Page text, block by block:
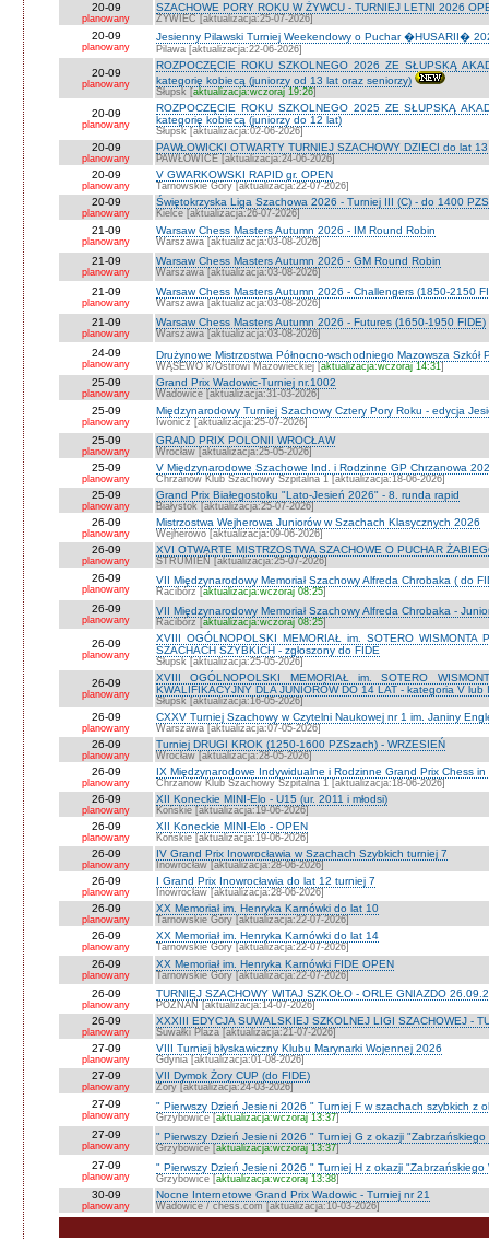
20-09
planowany
SZACHOWE PORY ROKU W ŻYWCU - TURNIEJ LETNI 2026
ŻYWIEC [aktualizacja:25-07-2026]
20-09
planowany
Jesienny Pilawski Turniej Weekendowy o Puchar �HUSARII�
Pilawa [aktualizacja:22-06-2026]
20-09
planowany
ROZPOCZĘCIE ROKU SZKOLNEGO 2026 ZE SŁUPSKĄ
kategorię kobiecą (juniorzy od 13 lat oraz seniorzy)
Słupsk [aktualizacja:wczoraj 19:26]
20-09
planowany
ROZPOCZĘCIE ROKU SZKOLNEGO 2025 ZE SŁUPSKĄ
kategorię kobiecą (juniorzy do 12 lat)
Słupsk [aktualizacja:02-06-2026]
20-09
planowany
PAWŁOWICKI OTWARTY TURNIEJ SZACHOWY DZIECI do lat
PAWŁOWICE [aktualizacja:24-06-2026]
20-09
planowany
V GWARKOWSKI RAPID gr. OPEN
Tarnowskie Góry [aktualizacja:22-07-2026]
20-09
planowany
Świętokrzyska Liga Szachowa 2026 - Turniej III (C) - do 1400
Kielce [aktualizacja:26-07-2026]
21-09
planowany
Warsaw Chess Masters Autumn 2026 - IM Round Robin
Warszawa [aktualizacja:03-08-2026]
21-09
planowany
Warsaw Chess Masters Autumn 2026 - GM Round Robin
Warszawa [aktualizacja:03-08-2026]
21-09
planowany
Warsaw Chess Masters Autumn 2026 - Challengers (1850-2150
Warszawa [aktualizacja:03-08-2026]
21-09
planowany
Warsaw Chess Masters Autumn 2026 - Futures (1650-1950 FIDE)
Warszawa [aktualizacja:03-08-2026]
24-09
planowany
Drużynowe Mistrzostwa Północno-wschodniego Mazowsza Szkół
WĄSEWO k/Ostrowi Mazowieckiej [aktualizacja:wczoraj 14:31]
25-09
planowany
Grand Prix Wadowic-Turniej nr.1002
Wadowice [aktualizacja:31-03-2026]
25-09
planowany
Międzynarodowy Turniej Szachowy Cztery Pory Roku - edycja
Iwonicz [aktualizacja:25-07-2026]
25-09
planowany
GRAND PRIX POLONII WROCŁAW
Wrocław [aktualizacja:25-05-2026]
25-09
planowany
V Międzynarodowe Szachowe Ind. i Rodzinne GP Chrzanowa
Chrzanów Klub Szachowy Szpitalna 1 [aktualizacja:18-06-2026]
25-09
planowany
Grand Prix Białegostoku "Lato-Jesień 2026" - 8. runda rapid
Białystok [aktualizacja:25-07-2026]
26-09
planowany
Mistrzostwa Wejherowa Juniorów w Szachach Klasycznych 2026
Wejherowo [aktualizacja:09-06-2026]
26-09
planowany
XVI OTWARTE MISTRZOSTWA SZACHOWE O PUCHAR
STRUMIEŃ [aktualizacja:25-07-2026]
26-09
planowany
VII Międzynarodowy Memoriał Szachowy Alfreda Chrobaka ( do
Racibórz [aktualizacja:wczoraj 08:25]
26-09
planowany
VII Międzynarodowy Memoriał Szachowy Alfreda Chrobaka -
Racibórz [aktualizacja:wczoraj 08:25]
26-09
planowany
XVIII OGÓLNOPOLSKI MEMORIAŁ im. SOTERO WISMONTA
SZACHACH SZYBKICH - zgłoszony do FIDE
Słupsk [aktualizacja:25-05-2026]
26-09
planowany
XVIII OGÓLNOPOLSKI MEMORIAŁ im. SOTERO
KWALIFIKACYJNY DLA JUNIORÓW DO 14 LAT - kategoria V
Słupsk [aktualizacja:16-05-2026]
26-09
planowany
CXXV Turniej Szachowy w Czytelni Naukowej nr 1 im. Janiny
Warszawa [aktualizacja:07-05-2026]
26-09
planowany
Turniej DRUGI KROK (1250-1600 PZSzach) - WRZESIEŃ
Wrocław [aktualizacja:28-05-2026]
26-09
planowany
IX Międzynarodowe Indywidualne i Rodzinne Grand Prix Chess
Chrzanów Klub Szachowy Szpitalna 1 [aktualizacja:18-06-2026]
26-09
planowany
XII Koneckie MINI-Elo - U15 (ur. 2011 i młodsi)
Końskie [aktualizacja:19-06-2026]
26-09
planowany
XII Koneckie MINI-Elo - OPEN
Końskie [aktualizacja:19-06-2026]
26-09
planowany
IV Grand Prix Inowrocławia w Szachach Szybkich turniej 7
Inowrocław [aktualizacja:28-06-2026]
26-09
planowany
I Grand Prix Inowrocławia do lat 12 turniej 7
Inowrocław [aktualizacja:28-06-2026]
26-09
planowany
XX Memoriał im. Henryka Karnówki do lat 10
Tarnowskie Góry [aktualizacja:22-07-2026]
26-09
planowany
XX Memoriał im. Henryka Karnówki do lat 14
Tarnowskie Góry [aktualizacja:22-07-2026]
26-09
planowany
XX Memoriał im. Henryka Karnówki FIDE OPEN
Tarnowskie Góry [aktualizacja:22-07-2026]
26-09
planowany
TURNIEJ SZACHOWY WITAJ SZKOŁO - ORLE GNIAZDO
POZNAŃ [aktualizacja:14-07-2026]
26-09
planowany
XXXIII EDYCJA SUWALSKIEJ SZKOLNEJ LIGI SZACHOWEJ -
Suwałki Plaza [aktualizacja:21-07-2026]
27-09
planowany
VIII Turniej błyskawiczny Klubu Marynarki Wojennej 2026
Gdynia [aktualizacja:01-08-2026]
27-09
planowany
VII Dymok Żory CUP (do FIDE)
Żory [aktualizacja:24-03-2026]
27-09
planowany
" Pierwszy Dzień Jesieni 2026 " Turniej F w szachach szybkich z
Grzybowice [aktualizacja:wczoraj 13:37]
27-09
planowany
" Pierwszy Dzień Jesieni 2026 " Turniej G z okazji "Zabrzańskiego
Grzybowice [aktualizacja:wczoraj 13:37]
27-09
planowany
" Pierwszy Dzień Jesieni 2026 " Turniej H z okazji "Zabrzańskiego
Grzybowice [aktualizacja:wczoraj 13:38]
30-09
planowany
Nocne Internetowe Grand Prix Wadowic - Turniej nr 21
Wadowice / chess.com [aktualizacja:10-03-2026]